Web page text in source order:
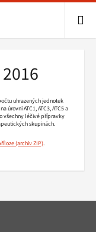
uhrazených jednotek
ATC1, ATC3, ATC5 a
všechny léčivé přípravky
skupinách.
.